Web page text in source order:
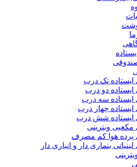
ایستاده تک درب
ایستاده دو درب
ایستاده سه درب
ایستاده چهار درب
ایستاده شش درب
مکعبی ویترینی
پرده هوا کم مصرف
بنماری دار و انباری دار